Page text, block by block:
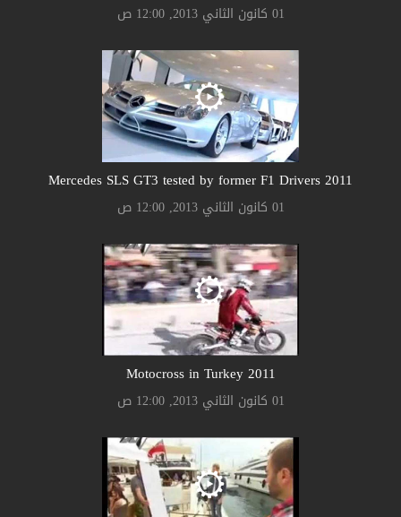
01 كانون الثاني 2013, 12:00 ص
2011 Mercedes SLS GT3 tested by former F1 Drivers
01 كانون الثاني 2013, 12:00 ص
2011 Motocross in Turkey
01 كانون الثاني 2013, 12:00 ص